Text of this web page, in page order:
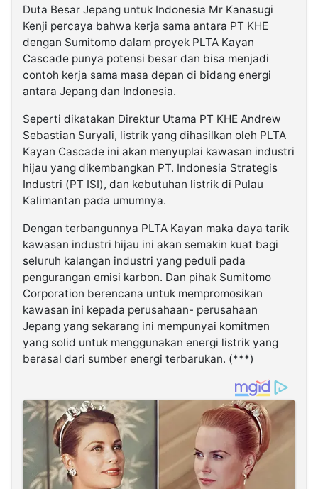
Duta Besar Jepang untuk Indonesia Mr Kanasugi
Kenji percaya bahwa kerja sama antara PT KHE
dengan Sumitomo dalam proyek PLTA Kayan
Cascade punya potensi besar dan bisa menjadi
contoh kerja sama masa depan di bidang energi
antara Jepang dan Indonesia.
Seperti dikatakan Direktur Utama PT KHE Andrew
Sebastian Suryali, listrik yang dihasilkan oleh PLTA
Kayan Cascade ini akan menyuplai kawasan industri
hijau yang dikembangkan PT. Indonesia Strategis
Industri (PT ISI), dan kebutuhan listrik di Pulau
Kalimantan pada umumnya.
Dengan terbangunnya PLTA Kayan maka daya tarik
kawasan industri hijau ini akan semakin kuat bagi
seluruh kalangan industri yang peduli pada
pengurangan emisi karbon. Dan pihak Sumitomo
Corporation berencana untuk mempromosikan
kawasan ini kepada perusahaan- perusahaan
Jepang yang sekarang ini mempunyai komitmen
yang solid untuk menggunakan energi listrik yang
berasal dari sumber energi terbarukan. (***)